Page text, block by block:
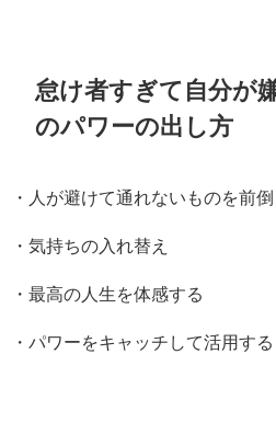
怠け者すぎて自分が
のパワーの出し方
・人が避けて通れないものを前
・気持ちの入れ替え
・最高の人生を体感する
・パワーをキャッチして活用する